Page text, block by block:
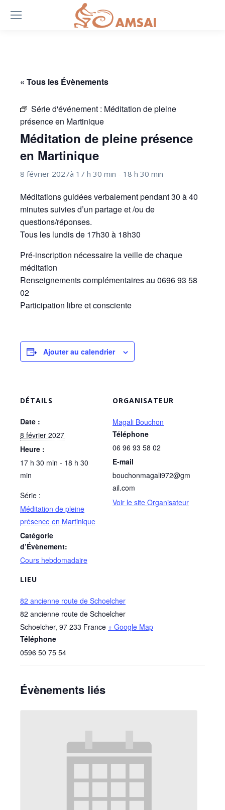
« Tous les Évènements
Série d'événement : Méditation de pleine
présence en Martinique
Méditation de pleine présence
en Martinique
8 février 2027à 17 h 30 min - 18 h 30 min
Méditations guidées verbalement pendant 30 à 40
minutes suivies d’un partage et /ou de
questions/réponses.
Tous les lundis de 17h30 à 18h30
Pré-inscription nécessaire la veille de chaque
méditation
Renseignements complémentaires au 0696 93 58
02
Participation libre et consciente
Ajouter au calendrier
DÉTAILS
Date :
8 février 2027
Heure :
17 h 30 min - 18 h 30
min
Série :
Méditation de pleine
présence en Martinique
Catégorie
d’Évènement:
Cours hebdomadaire
LIEU
82 ancienne route de Schoelcher
82 ancienne route de Schoelcher
Schoelcher, 97 233 France + Google Map
Téléphone
0596 50 75 54
ORGANISATEUR
Magali Bouchon
Téléphone
06 96 93 58 02
E-mail
bouchonmagali972@gm
ail.com
Voir le site Organisateur
Évènements liés